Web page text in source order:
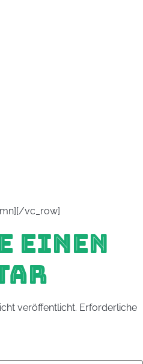
vc_row]
EINEN
veröffentlicht. Erforderliche